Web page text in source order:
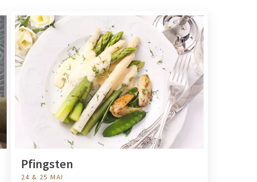
Pfingsten
24 & 25 MAI